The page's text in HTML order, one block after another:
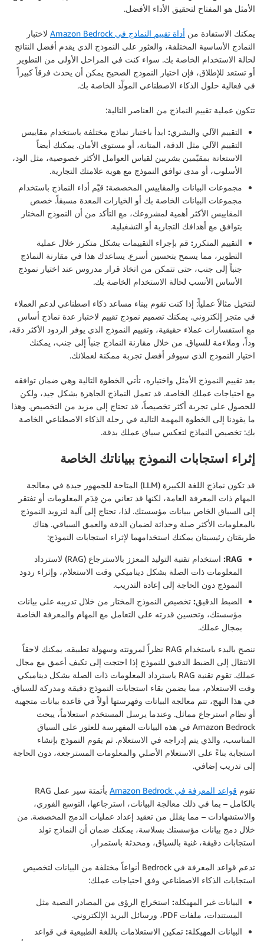
الأمثل هو المفتاح لتحقيق الأداء الأفضل.
يمكنك الاستفادة من أداة تقييم النماذج في Amazon Bedrock
لاختبار
النماذج الأساسية المختلفة، والعثور على النموذج الذي يقدم أفضل النتائج
لحالة الاستخدام الخاصة بك. سواء كنت في المراحل الأولى من التطوير
أو تستعد للإطلاق، فإن اختيار النموذج الصحيح يمكن أن يحدث فرقاً كبيراً
في فعالية حلول الذكاء الاصطناعي المولّد الخاصة بك.
تتكون عملية تقييم النماذج من العناصر التالية:
التقييم الآلي والبشري: ابدأ باختبار نماذج مختلفة باستخدام مقاييس
التقييم الآلي مثل الدقة، المتانة، أو مستوى الأمان. يمكنك أيضاً
الاستعانة بمقيّمين بشريين لقياس العوامل الأكثر خصوصية، مثل الود،
الأسلوب، أو مدى توافق النموذج مع هوية علامتك التجارية.
مجموعات البيانات والمقاييس المخصصة: قيّم أداء النماذج باستخدام
مجموعات البيانات الخاصة بك أو الخيارات المعدة مسبقاً. خصص
المقاييس الأكثر أهمية لمشروعك، مع التأكد من أن النموذج المختار
يتوافق مع أهدافك التجارية أو التشغيلية.
التقييم المتكرر: قم بإجراء التقييمات بشكل متكرر خلال عملية
التطوير، مما يسمح بتحسين أسرع. يساعدك هذا في مقارنة النماذج
جنباً إلى جنب، حتى تتمكن من اتخاذ قرار مدروس عند اختيار نموذج
الأساس الأنسب لحالة الاستخدام الخاصة بك.
لنتخيل مثالاً عملياً: إذا كنت تقوم ببناء مساعد ذكاء اصطناعي لدعم العملاء
في متجر إلكتروني. يمكنك تصميم نموذج تقييم لاختبار عدة نماذج أساس
مع استفسارات عملاء حقيقية، وتقييم النموذج الذي يوفر الردود الأكثر دقة،
وداً، وملاءمة للسياق. من خلال مقارنة النماذج جنباً إلى جنب، يمكنك
اختيار النموذج الذي سيوفر أفضل تجربة ممكنة لعملائك.
بعد تقييم النموذج الأمثل واختياره، تأتي الخطوة التالية وهي ضمان توافقه
مع احتياجات عملك الخاصة. قد تعمل النماذج الجاهزة بشكل جيد، ولكن
للحصول على تجربة أكثر تخصيصاً، قد تحتاج إلى مزيد من التخصيص. وهذا
ما يقودنا إلى الخطوة المهمة التالية في رحلة الذكاء الاصطناعي الخاصة
بك: تخصيص النماذج لتعكس سياق عملك بدقة.
إثراء استجابات النموذج ببياناتك الخاصة
قد تكون نماذج اللغة الكبيرة (LLM) المتاحة للجمهور جيدة في معالجة
المهام ذات المعرفة العامة، لكنها قد تعاني من قِدَم المعلومات أو تفتقر
إلى السياق الخاص ببيانات مؤسستك. لذا، تحتاج إلى آلية لتزويد النموذج
بالمعلومات الأكثر صلة وحداثة لضمان الدقة والعمق السياقي. هناك
طريقتان رئيسيتان يمكنك استخدامهما لإثراء استجابات النموذج:
RAG:
استخدام تقنية التوليد المعزز بالاسترجاع (RAG) لاسترداد
المعلومات ذات الصلة بشكل ديناميكي وقت الاستعلام، وإثراء ردود
النموذج دون الحاجة إلى إعادة التدريب.
الضبط الدقيق: تخصيص النموذج المختار من خلال تدريبه على بيانات
مؤسستك، وتحسين قدرته على التعامل مع المهام والمعرفة الخاصة
بمجال عملك.
ننصح بالبدء باستخدام RAG نظراً لمرونته وسهولة تطبيقه. يمكنك لاحقاً
الانتقال إلى الضبط الدقيق للنموذج إذا احتجت إلى تكيف أعمق مع مجال
عملك. تقوم تقنية RAG باسترداد المعلومات ذات الصلة بشكل ديناميكي
وقت الاستعلام، مما يضمن بقاء استجابات النموذج دقيقة ومدركة للسياق.
في هذا النهج، تتم معالجة البيانات وفهرستها أولاً في قاعدة بيانات متجهية
أو نظام استرجاع مماثل. وعندما يرسل المستخدم استعلاماً، يبحث
Amazon Bedrock في هذه البيانات المفهرسة للعثور على السياق
المناسب، والذي يتم إدراجه في الاستعلام. ثم يقوم النموذج بإنشاء
استجابة بناءً على الاستعلام الأصلي والمعلومات المسترجعة، دون الحاجة
إلى تدريب إضافي.
تقوم قواعد المعرفة في Amazon Bedrock
بأتمتة سير عمل RAG
بالكامل – بما في ذلك معالجة البيانات، استرجاعها، التوسع الفوري،
والاستشهادات – مما يقلل من تعقيد إعداد عمليات الدمج المخصصة. من
خلال دمج بيانات مؤسستك بسلاسة، يمكنك ضمان أن النماذج تولد
استجابات دقيقة، غنية بالسياق، ومحدثة باستمرار.
تدعم قواعد المعرفة في Bedrock أنواعاً مختلفة من البيانات لتخصيص
استجابات الذكاء الاصطناعي وفق احتياجات عملك:
البيانات غير المهيكلة: استخراج الرؤى من المصادر النصية مثل
المستندات، ملفات PDF، ورسائل البريد الإلكتروني.
البيانات المهيكلة: تمكين الاستعلامات باللغة الطبيعية في قواعد